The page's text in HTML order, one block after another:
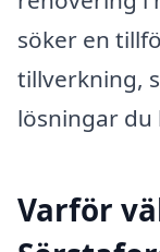
söker en
tillverkning,
lösningar du
Varför